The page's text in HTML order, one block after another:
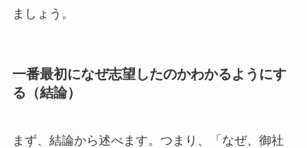
ましょう。
一番最初になぜ志望したのかわかるようにす
る（結論）
まず、結論から述べます。つまり、「なぜ、御社